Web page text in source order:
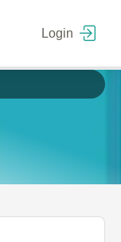
Login